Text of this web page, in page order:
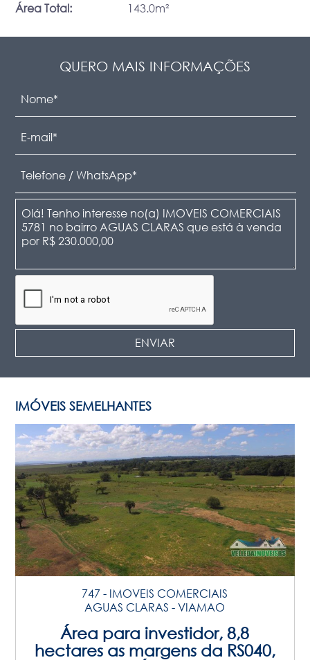
Área Total: 143.0m²
QUERO MAIS INFORMAÇÕES
IMÓVEIS SEMELHANTES
747 - IMOVEIS COMERCIAIS
AGUAS CLARAS - VIAMAO
Área para investidor, 8,8
hectares as margens da RS040,